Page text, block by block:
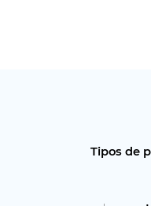
Tipos de